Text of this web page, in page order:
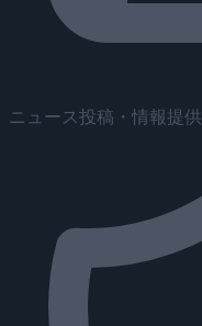
ニュース投稿・情報提供